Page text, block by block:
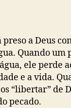
preso a Deus
Quando
ele perde
e a vida.
“libertar” de
pecado.